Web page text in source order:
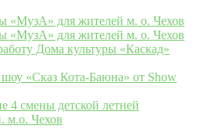
«МузА» для жителей м. о. Чехов
«МузА» для жителей м. о. Чехов
Дома культуры «Каскад»
шоу «Сказ Кота‑Баюна» от Show
4 смены детской летней
м.о. Чехов